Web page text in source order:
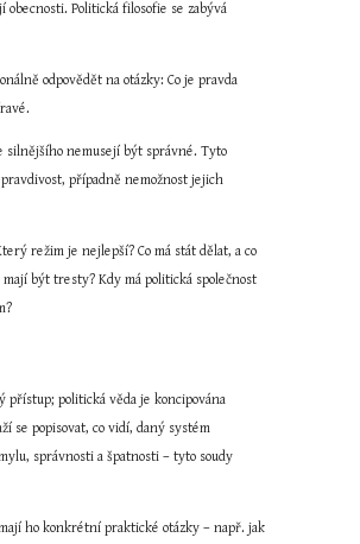
Politická filosofie se zabývá
odpovědět na otázky: Co je pravda
silnějšího nemusejí být správné. Tyto
případně nemožnost jejich
režim je nejlepší? Co má stát dělat, a co
mají být tresty? Kdy má politická společnost
přístup; politická věda je koncipována
se popisovat, co vidí, daný systém
správnosti a špatnosti – tyto soudy
ho konkrétní praktické otázky – např. jak